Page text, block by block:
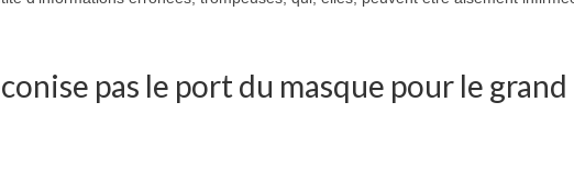
pas le port du masque pour le